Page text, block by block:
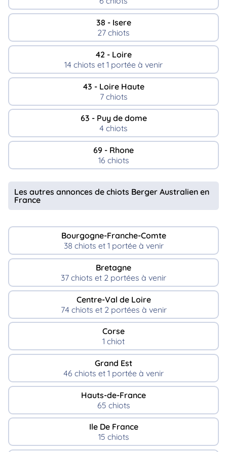
38 - Isere
27 chiots
42 - Loire
14 chiots et 1 portée à venir
43 - Loire Haute
7 chiots
63 - Puy de dome
4 chiots
69 - Rhone
16 chiots
Les autres annonces de chiots Berger Australien en
France
Bourgogne-Franche-Comte
38 chiots et 1 portée à venir
Bretagne
37 chiots et 2 portées à venir
Centre-Val de Loire
74 chiots et 2 portées à venir
Corse
1 chiot
Grand Est
46 chiots et 1 portée à venir
Hauts-de-France
65 chiots
Ile De France
15 chiots